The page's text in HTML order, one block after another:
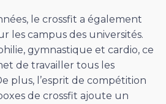
le crossfit a également
les campus des universités.
gymnastique et cardio, ce
de travailler tous les
plus, l’esprit de compétition
de crossfit ajoute un